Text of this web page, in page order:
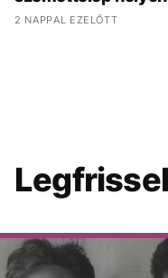
2 NAPPAL EZELŐTT